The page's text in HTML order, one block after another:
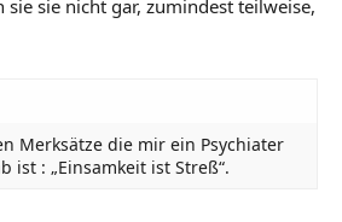
sie sie nicht gar, zumindest teilweise,
Merksätze die mir ein Psychiater
ist : „Einsamkeit ist Streß“.